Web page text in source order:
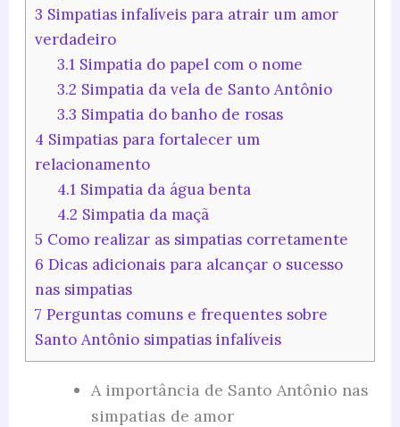
3 Simpatias infalíveis para atrair um amor
verdadeiro
3.1 Simpatia do papel com o nome
3.2 Simpatia da vela de Santo Antônio
3.3 Simpatia do banho de rosas
4 Simpatias para fortalecer um
relacionamento
4.1 Simpatia da água benta
4.2 Simpatia da maçã
5 Como realizar as simpatias corretamente
6 Dicas adicionais para alcançar o sucesso
nas simpatias
7 Perguntas comuns e frequentes sobre
Santo Antônio simpatias infalíveis
A importância de Santo Antônio nas
simpatias de amor